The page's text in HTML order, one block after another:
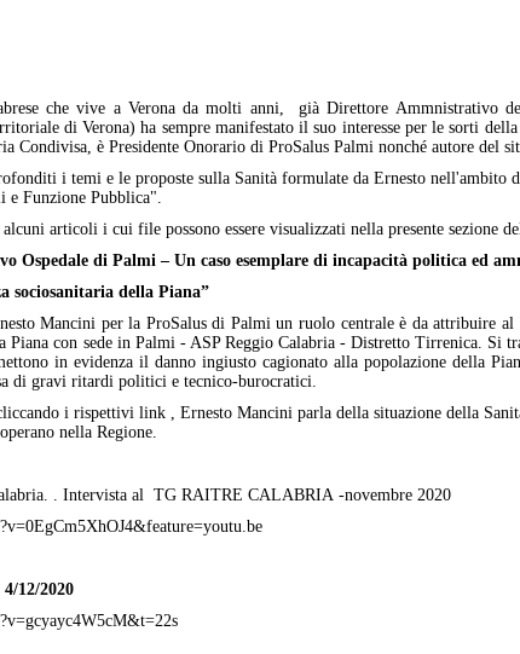
che vive a Verona da molti anni, già Direttore Ammnistrativo
di Verona) ha sempre manifestato il suo interesse per le sorti
Condivisa, è Presidente Onorario di ProSalus Palmi nonché autore del
i temi e le proposte sulla Sanità formulate da Ernesto
Funzione Pubblica".
articoli i cui file possono essere visualizzati nella presente sezione
Ospedale di Palmi – Un caso esemplare di incapacità politica ed
sociosanitaria della Piana”
Mancini per la ProSalus di Palmi un ruolo centrale è da attribuire
Piana con sede in Palmi - ASP Reggio Calabria - Distretto Tirrenica. Si
in evidenza il danno ingiusto cagionato alla popolazione della
di gravi ritardi politici e tecnico-burocratici.
i rispettivi link , Ernesto Mancini parla della situazione della
nella Regione.
. Intervista al TG RAITRE CALABRIA -novembre 2020
12/2020